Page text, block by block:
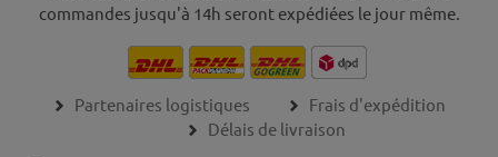
commandes jusqu'à 14h seront expédiées le jour même.
Partenaires logistiques
Frais d'expédition
Délais de livraison